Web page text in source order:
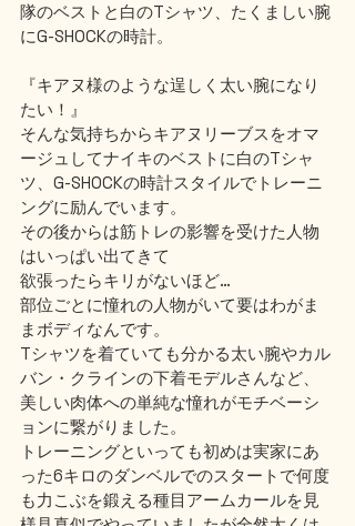
隊のベストと白のTシャツ、たくましい腕
にG-SHOCKの時計。
『キアヌ様のような逞しく太い腕になり
たい！』
そんな気持ちからキアヌリーブスをオマ
ージュしてナイキのベストに白のTシャ
ツ、G-SHOCKの時計スタイルでトレーニ
ングに励んでいます。
その後からは筋トレの影響を受けた人物
はいっぱい出てきて
欲張ったらキリがないほど…
部位ごとに憧れの人物がいて要はわがま
まボディなんです。
Tシャツを着ていても分かる太い腕やカル
バン・クラインの下着モデルさんなど、
美しい肉体への単純な憧れがモチベーシ
ョンに繋がりました。
トレーニングといっても初めは実家にあ
った6キロのダンベルでのスタートで何度
も力こぶを鍛える種目アームカールを見